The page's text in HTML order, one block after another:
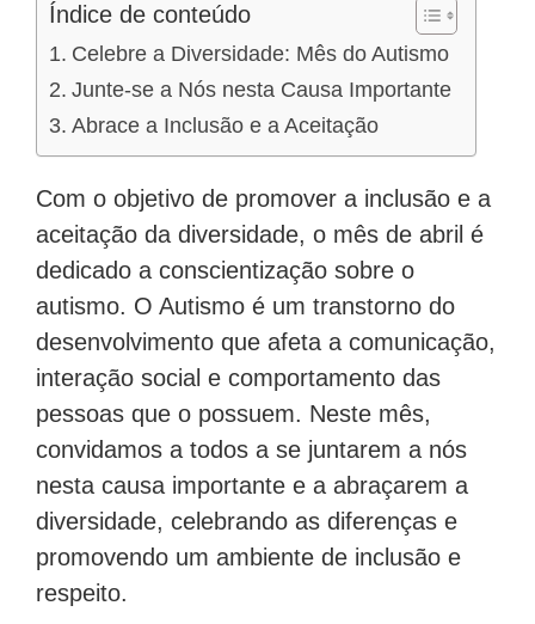
Índice de conteúdo
Celebre a Diversidade: Mês do Autismo
Junte-se a Nós nesta Causa Importante
Abrace a Inclusão e a Aceitação
Com o objetivo de promover a inclusão e a
aceitação da diversidade, o mês de abril é
dedicado a conscientização sobre o
autismo. O Autismo é um transtorno do
desenvolvimento que afeta a comunicação,
interação social e comportamento das
pessoas que o possuem. Neste mês,
convidamos a todos a se juntarem a nós
nesta causa importante e a abraçarem a
diversidade, celebrando as diferenças e
promovendo um ambiente de inclusão e
respeito.